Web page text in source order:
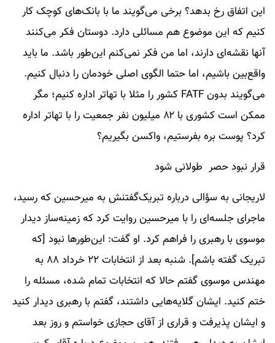
این اتفاق رخ بدهد؟ برخی می‌گویند ما با بانک‌های کوچک کار
کنیم که این موضوع هم مسائلی دارد. دوستان فکر می‌کنند
آنها نقشه‌ای دارند، اما من فکر نمی‌کنم این‌طور باشد. ما باید
واقع‌بین باشیم، اما حتما الگوی اصلی خودمان را دنبال کنیم.
می‌گویند بدون FATF کشور را مثلا با تهاتر اداره کنیم؛ مگر
ممکن است کشوری با ۸۲ میلیون نفر جمعیت را با تهاتر اداره
کرد؟ پوست بره بفرستیم، واکسن بگیریم؟
قرار نبود حصر طولانی شود
لاریجانی به سؤالی درباره تبریک‌گفتنش به میرحسین که رسید،
ماجرای جلسه‌ای را با میرحسین روایت کرد که زمینه‌ساز دیدار
موسوی با رهبری را فراهم کرد. او گفت: این‌طورها نبود [که
تبریک گفته باشم]. شنبه بعد از انتخابات ۲۲ خرداد ۸۸ به
مهندس موسوی گفتم حالا که انتخابات تمام شده، مسئله را
ختم کنید. ایشان گلایه‌هایی داشتند، گفتم با رهبری دیدار کنید
و ایشان پذیرفت و قراری از آقای حجازی خواستم و روز بعد